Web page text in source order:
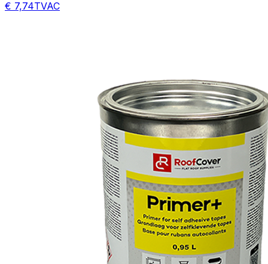
€ 7,74TVAC